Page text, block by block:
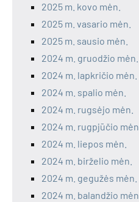
2025 m. kovo mėn.
2025 m. vasario mėn.
2025 m. sausio mėn.
2024 m. gruodžio mėn.
2024 m. lapkričio mėn.
2024 m. spalio mėn.
2024 m. rugsėjo mėn.
2024 m. rugpjūčio mėn.
2024 m. liepos mėn.
2024 m. birželio mėn.
2024 m. gegužės mėn.
2024 m. balandžio mėn.